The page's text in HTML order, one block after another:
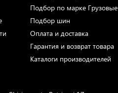
Подбор по марке
Подбор шин
Оплата и доставка
Гарантия и возврат товара
Каталоги производителей